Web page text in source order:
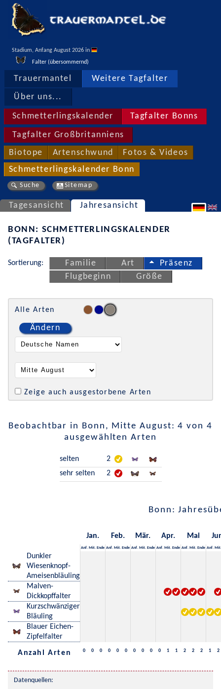
Stadium, Anfang August 2026 in
Falter (übersommernd)
Trauermantel Weitere Tagfalter
Über uns...
Schmetterlingskalender Tagfalter Bonns
Tagfalter Großbritanniens
Biotope Artenschwund Fotos & Videos
Schmetterlingskalender Bonn
Suche Sitemap
Tagesansicht Jahresansicht
BONN: SCHMETTERLINGSKALENDER
(TAGFALTER)
Sortierung: Familie Art
Präsenz
Flugbeginn
Größe
Alle Arten
Ändern
Zeige auch ausgestorbene Arten
Beobachtbar in Bonn, Mitte August: 4 von 4
ausgewählten Arten
selten
2
sehr selten
2
Bonn:
Jan. Feb. Mär. Apr. Mai
Anf. Mit. Ende Anf. Mit. Ende Anf. Mit. Ende Anf. Mit. Ende Anf. Mit. Ende Anf. Mit.
Dunkler
Wiesenknopf-
Ameisenbläuling
Malven-
Dickkopffalter
Kurzschwänziger
Bläuling
Blauer Eichen-
Zipfelfalter
Anzahl Arten 0 0 0 0 0 0 0 0 0 0 1 1 2 2 2 1 2
Datenquellen: